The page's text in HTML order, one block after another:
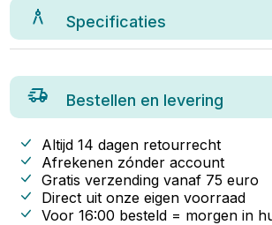
Specificaties
Bestellen en levering
Altijd 14 dagen retourrecht
Afrekenen zónder account
Gratis verzending vanaf 75 euro
Direct uit onze eigen voorraad
Voor 16:00 besteld = morgen in